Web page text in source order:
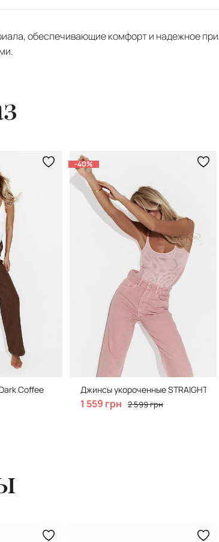
обеспечивающие комфорт и надежное
Coffee
-40%
Джинсы укороченные STRAIGHT,
1 559 грн 2 599 грн